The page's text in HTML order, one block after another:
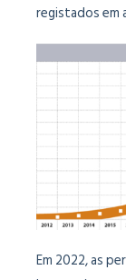
registados em
Em 2022, as